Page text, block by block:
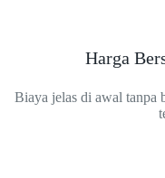
Harga
Biaya jelas di awal tanpa